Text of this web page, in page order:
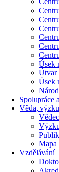
Úsek
Útvar
Úsek
Spolupráce
Věda,
Mapa
Vzdělávání